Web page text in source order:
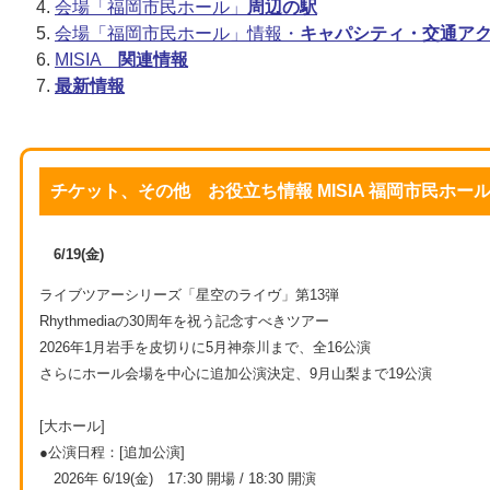
会場「福岡市民ホール」
周辺の駅
会場「福岡市民ホール」情報・ キャパシティ・交通ア
MISIA
関連情報
最新情報
チケット、その他 お役立ち情報 MISIA 福岡市民ホール
6/19(金)
ライブツアーシリーズ「星空のライヴ」第13弾
Rhythmediaの30周年を祝う記念すべきツアー
2026年1月岩手を皮切りに5月神奈川まで、全16公演
さらにホール会場を中心に追加公演決定、9月山梨まで19公演
[大ホール]
●公演日程：[追加公演]
2026年 6/19(金) 17:30 開場 / 18:30 開演